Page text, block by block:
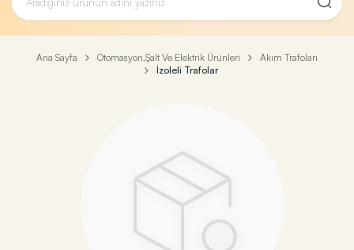
Ana Sayfa Otomasyon,Şalt Ve Elektrik Ürünleri
Akım Trafoları
İzoleli Trafolar